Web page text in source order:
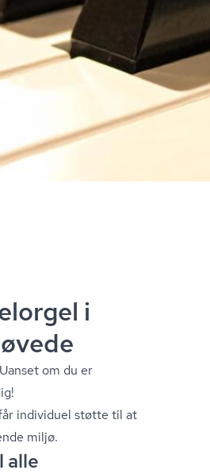
i
om du er
individuel støtte til at
miljø.
alle